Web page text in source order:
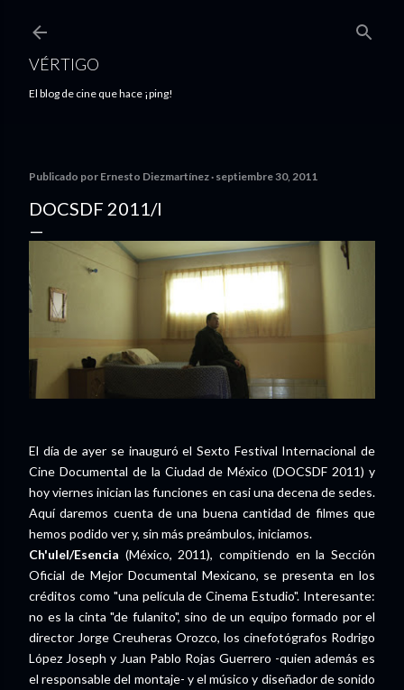
VÉRTIGO
El blog de cine que hace ¡ping!
Publicado por Ernesto Diezmartínez septiembre 30, 2011
DOCSDF 2011/I
El día de ayer se inauguró el Sexto Festival Internacional de
Cine Documental de la Ciudad de México (DOCSDF 2011) y
hoy viernes inician las funciones en casi una decena de sedes.
Aquí daremos cuenta de una buena cantidad de filmes que
hemos podido ver y, sin más preámbulos, iniciamos.
Ch'ulel/Esencia (México, 2011), compitiendo en la Sección
Oficial de Mejor Documental Mexicano, se presenta en los
créditos como "una película de Cinema Estudio". Interesante:
no es la cinta "de fulanito", sino de un equipo formado por el
director Jorge Creuheras Orozco, los cinefotógrafos Rodrigo
López Joseph y Juan Pablo Rojas Guerrero -quien además es
el responsable del montaje- y el músico y diseñador de sonido